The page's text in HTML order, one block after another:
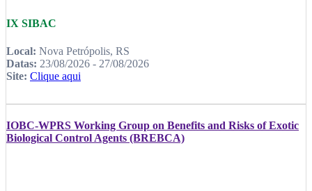
IX SIBAC
Local: Nova Petrópolis, RS
Datas: 23/08/2026 - 27/08/2026
Site: Clique aqui
IOBC-WPRS Working Group on Benefits and Risks of Exotic
Biological Control Agents (BREBCA)